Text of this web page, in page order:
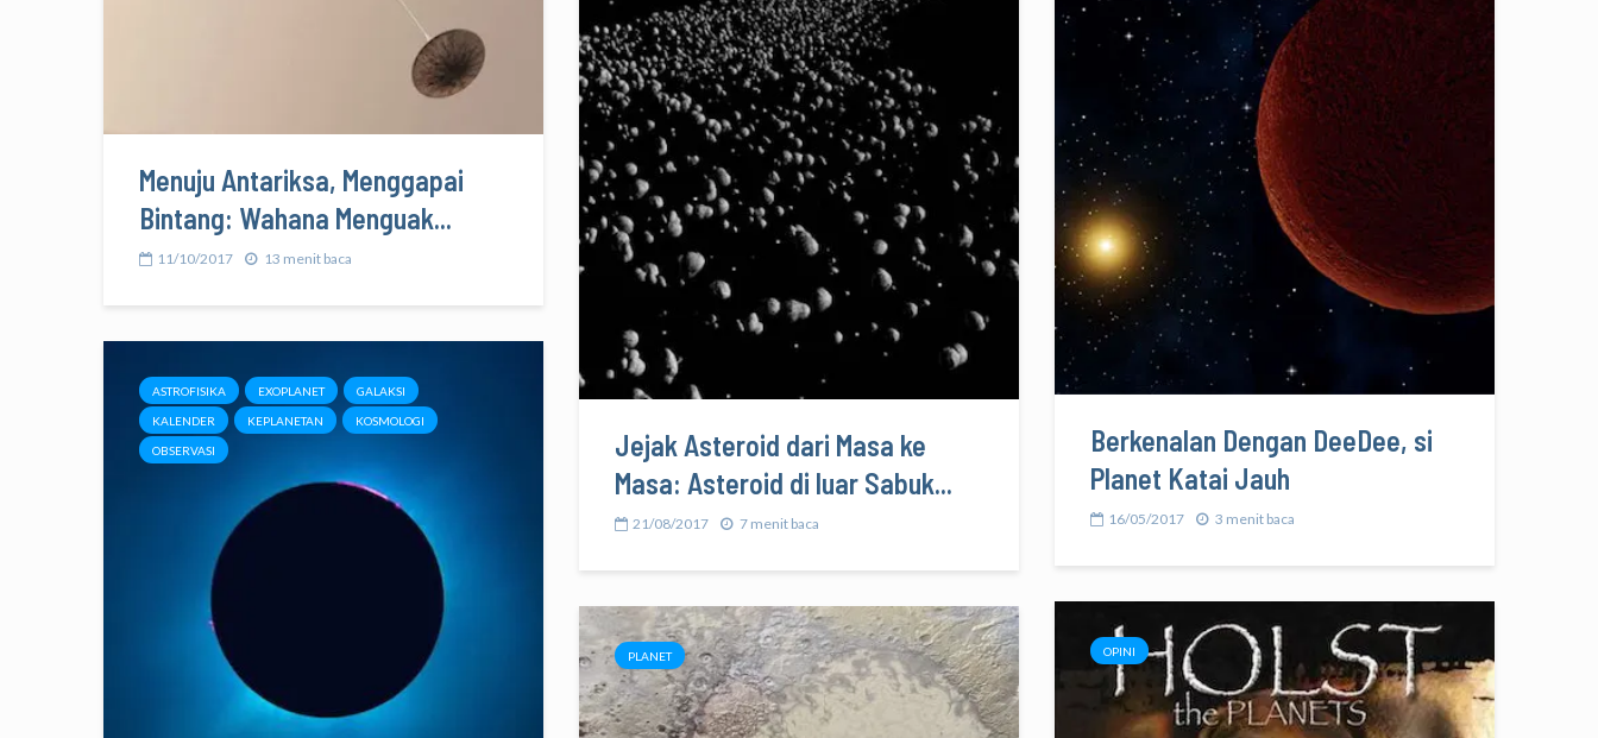
Menuju Antariksa, Menggapai
Bintang: Wahana Menguak...
11/10/2017 13 menit baca
Jejak Asteroid dari Masa ke
Masa: Asteroid di luar Sabuk...
21/08/2017 7 menit baca
Berkenalan Dengan DeeDee, si
Planet Katai Jauh
16/05/2017 3 menit baca
ASTROFISIKA EXOPLANET GALAKSI
KALENDER KEPLANETAN KOSMOLOGI
OBSERVASI
OPINI
PLANET